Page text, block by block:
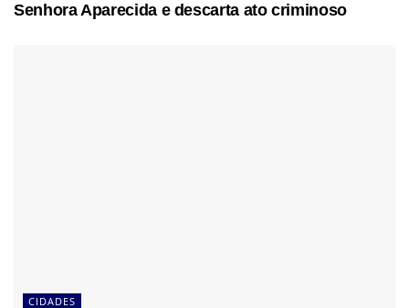
Senhora Aparecida e descarta ato criminoso
CIDADES